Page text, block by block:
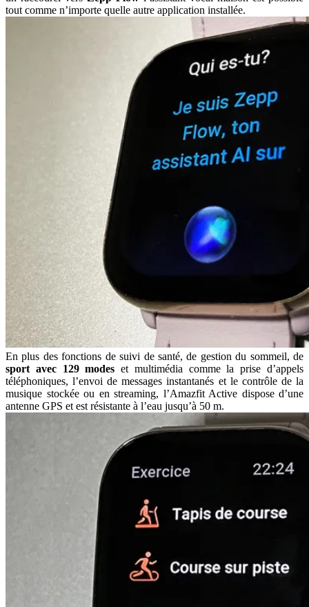
tout comme n’importe quelle autre application installée.
En plus des fonctions de suivi de santé, de gestion du sommeil, de
sport avec 129 modes et multimédia comme la prise d’appels
téléphoniques, l’envoi de messages instantanés et le contrôle de la
musique stockée ou en streaming, l’Amazfit Active dispose d’une
antenne GPS et est résistante à l’eau jusqu’à 50 m.